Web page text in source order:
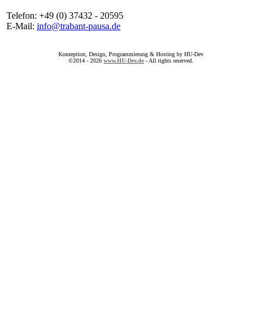
Telefon: +49 (0) 37432 - 20595
E-Mail: info@trabant-pausa.de
Konzeption, Design, Programmierung & Hosting by HU-Dev
©2014 - 2026 www.HU-Dev.de - All rights reserved.